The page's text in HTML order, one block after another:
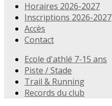
Horaires 2026-2027
Inscriptions 2026-2027
Accès
Contact
Ecole d'athlé 7-15 ans
Piste / Stade
Trail & Running
Records du club